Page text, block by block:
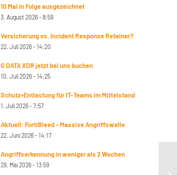
10 Mal in Folge ausgezeichnet
3. August 2026 - 8:59
Versicherung vs. Incident Response Retainer?
22. Juli 2026 - 14:20
G DATA XDR jetzt bei uns buchen
10. Juli 2026 - 14:25
Schutz+Entlastung für IT-Teams im Mittelstand
1. Juli 2026 - 7:57
Aktuell: FortiBleed – Massive Angriffswelle
22. Juni 2026 - 14:17
Angriffserkennung in weniger als 2 Wochen
29. Mai 2026 - 13:59